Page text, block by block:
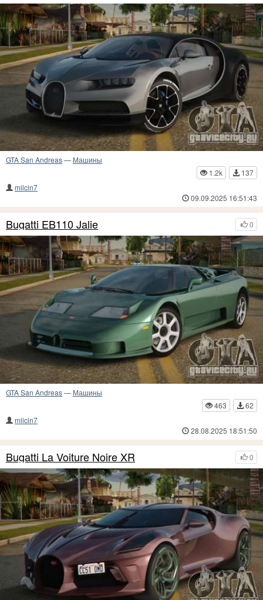
GTA San Andreas— Машины
1.2k
137
milcin7
09.09.2025 16:51:43
0
Bugatti EB110 Jalie
GTA San Andreas— Машины
463
62
milcin7
28.08.2025 18:51:50
0
Bugatti La Voiture Noire XR